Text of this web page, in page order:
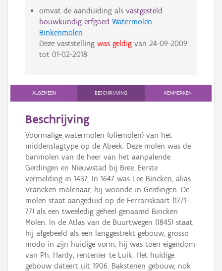
omvat de aanduiding als vastgesteld
bouwkundig erfgoed Watermolen
Binkenmolen
Deze vaststelling was geldigvan 24-09-2009
tot 01-02-2018
ALGEMEEN BESCHRIJVING KENMERKEN
Beschrijving
Voormalige watermolen (oliemolen) van het
middenslagtype op de Abeek. Deze molen was de
banmolen van de heer van het aanpalende
Gerdingen en Nieuwstad bij Bree. Eerste
vermelding in 1437. In 1647 was Lee Bincken, alias
Vrancken molenaar, hij woonde in Gerdingen. De
molen staat aangeduid op de Ferrariskaart (1771-
77) als een tweeledig geheel genaamd Bincken
Molen. In de Atlas van de Buurtwegen (1845) staat
hij afgebeeld als een langgestrekt gebouw, grosso
modo in zijn huidige vorm; hij was toen eigendom
van Ph. Hardy, rentenier te Luik. Het huidige
gebouw dateert uit 1906. Bakstenen gebouw, nok